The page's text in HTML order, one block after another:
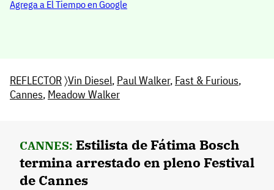
Agrega a El Tiempo en Google
REFLECTOR〉Vin Diesel, Paul Walker, Fast & Furious,
Cannes, Meadow Walker
CANNES: Estilista de Fátima Bosch
termina arrestado en pleno Festival
de Cannes